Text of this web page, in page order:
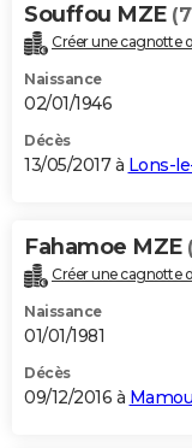
Souffou MZE
Créer une cagnotte
Naissance
02/01/1946
Décès
13/05/2017 à Lons-
Fahamoe MZE
Créer une cagnotte
Naissance
01/01/1981
Décès
09/12/2016 à